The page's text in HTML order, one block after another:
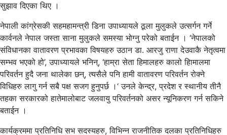
सुझाव दिएका थिए ।
नेपाली कांग्रेसकी सहमहामन्त्री डिना उपाध्यायले ठूला मुलुकले उत्सर्गन गर्ने
कार्वनले नेपाल जस्ता साना मुलुकले समस्या भोग्नु परेको बताईन । ‘नेपालको
संविधानका वातावरण प्रभावका विषयहरु उठान डा. आरजु राणा देउवाकै नेतृत्वमा
सम्भव भएको हो’, उपाध्यायले भनिन्, ‘हाम्रा सेता हिमालहरु कालो हिामालमा
परिवर्तन हुदै जना थालेका छन्, त्यसैले पनि हामी वातावरण परिवर्तन रोक्ने
विधिहरु लागु गर्न सबै पक्ष सजग हुनुपर्छ ।‘ उनले केन्द्र, प्रदेश र स्थानीय तीनै
तहका सरकारको हातेमालोबाट जलवायु परिवर्तनको असर न्यूनिकरण गर्न सकिने
बताईन ।
कार्यक्रममा प्रतिनिधि सभ सदस्यहरु, विभिन्न राजनीतिक दलका प्रतिनिधिहरु